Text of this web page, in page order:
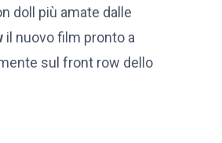
doll più amate dalle
il nuovo film pronto a
sul front row dello